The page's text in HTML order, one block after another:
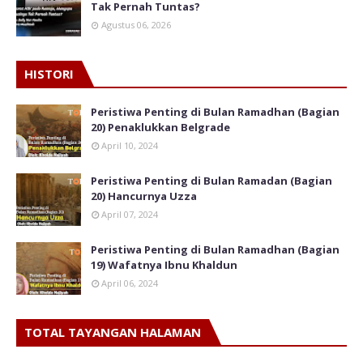
Tak Pernah Tuntas?
Agustus 06, 2026
HISTORI
Peristiwa Penting di Bulan Ramadhan (Bagian
20) Penaklukkan Belgrade
April 10, 2024
Peristiwa Penting di Bulan Ramadan (Bagian
20) Hancurnya Uzza
April 07, 2024
Peristiwa Penting di Bulan Ramadhan (Bagian
19) Wafatnya Ibnu Khaldun
April 06, 2024
TOTAL TAYANGAN HALAMAN